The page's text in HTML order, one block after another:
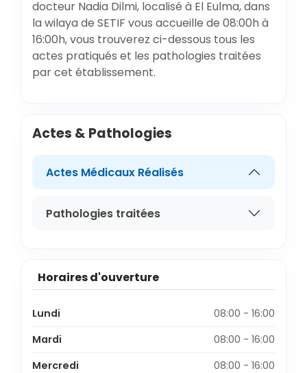
docteur Nadia Dilmi, localisé à El Eulma, dans
la wilaya de SETIF vous accueille de 08:00h à
16:00h, vous trouverez ci-dessous tous les
actes pratiqués et les pathologies traitées
par cet établissement.
Actes & Pathologies
Actes Médicaux Réalisés
Pathologies traitées
Horaires d'ouverture
Lundi
08:00 - 16:00
Mardi
08:00 - 16:00
Mercredi
08:00 - 16:00